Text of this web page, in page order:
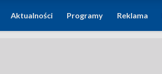
Aktualności Programy Reklama